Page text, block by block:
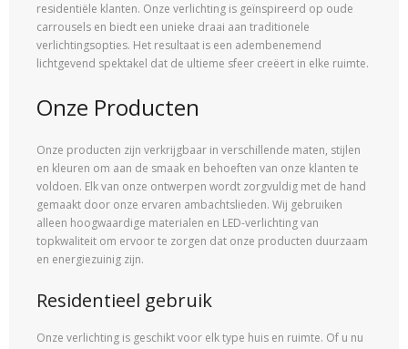
residentiële klanten. Onze verlichting is geïnspireerd op oude
carrousels en biedt een unieke draai aan traditionele
verlichtingsopties. Het resultaat is een adembenemend
lichtgevend spektakel dat de ultieme sfeer creëert in elke ruimte.
Onze Producten
Onze producten zijn verkrijgbaar in verschillende maten, stijlen
en kleuren om aan de smaak en behoeften van onze klanten te
voldoen. Elk van onze ontwerpen wordt zorgvuldig met de hand
gemaakt door onze ervaren ambachtslieden. Wij gebruiken
alleen hoogwaardige materialen en LED-verlichting van
topkwaliteit om ervoor te zorgen dat onze producten duurzaam
en energiezuinig zijn.
Residentieel gebruik
Onze verlichting is geschikt voor elk type huis en ruimte. Of u nu